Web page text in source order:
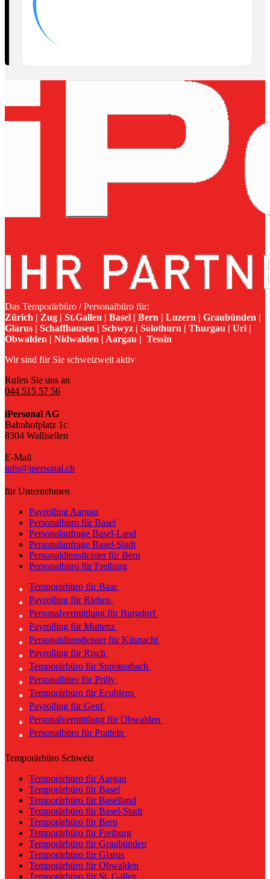
Das Temporärbüro / Personalbüro für:
Zürich | Zug | St.Gallen | Basel | Bern | Luzern | Graubünden |
Glarus | Schaffhausen | Schwyz | Solothurn | Thurgau | Uri |
Obwalden | Nidwalden | Aargau | Tessin
Wir sind für Sie schweizweit aktiv
Rufen Sie uns an
044 515 57 56
iPersonal AG
Bahnhofplatz 1c
8304 Wallisellen
E-Mail
info@ipersonal.ch
für Unternehmen
Payrolling Aargau
Personalbüro für Basel
Personalanfrage Basel-Land
Personalanfrage Basel-Stadt
Personaldienstleister für Bern
Personalbüro für Freiburg
Temporärbüro für Baar
Payrolling für Riehen
Personalvermittlung für Burgdorf
Payrolling für Muttenz
Personaldienstleister für Küsnacht
Payrolling für Risch
Temporärbüro für Spreitenbach
Personalbüro für Prilly
Temporärbüro für Ecublens
Payrolling für Genf
Personalvermittlung für Obwalden
Personalbüro für Pratteln
Temporärbüro Schweiz
Temporärbüro für Aargau
Temporärbüro für Basel
Temporärbüro für Baselland
Temporärbüro für Basel-Stadt
Temporärbüro für Bern
Temporärbüro für Freiburg
Temporärbüro für Graubünden
Temporärbüro für Glarus
Temporärbüro für Obwalden
Temporärbüro für St. Gallen